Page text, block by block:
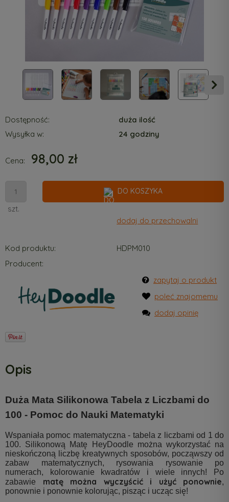
Dostępność:
duża ilość
Wysyłka w:
24 godziny
Cena: 98,00 zł
szt.
DO KOSZYKA
dodaj do przechowalni
Kod produktu:
HDPM010
Producent:
zapytaj o produkt
poleć znajomemu
dodaj opinię
Opis
Duża Mata Silikonowa Tabela z Liczbami do
100 - Pomoc do Nauki Matematyki
Wspaniała pomoc matematyczna - tabela z liczbami od 1 do
100. Silikonową Matę HeyDoodle można wykorzystać na
nieskończoną liczbę kreatywnych sposobów, począwszy od
zabaw matematycznych, rysowania rysowanie po
numerach, kolorowanie kwadratów i wiele innych! Po
zabawie
matę można wyczyścić i użyć ponownie,
ponownie i ponownie kolorując, pisząc i ucząc się!